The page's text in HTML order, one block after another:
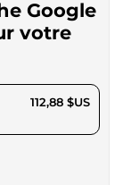
Google
votre
112,88 $US